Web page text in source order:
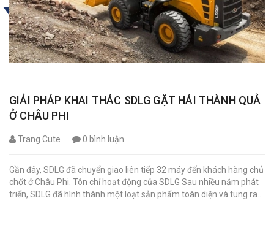
GIẢI PHÁP KHAI THÁC SDLG GẶT HÁI THÀNH QUẢ
Ở CHÂU PHI
Trang Cute 0 bình luận
Gần đây, SDLG đã chuyển giao liên tiếp 32 máy đến khách hàng chủ
chốt ở Châu Phi. Tôn chỉ hoạt động của SDLG Sau nhiều năm phát
triển, SDLG đã hình thành một loạt sản phẩm toàn diện và tung ra...